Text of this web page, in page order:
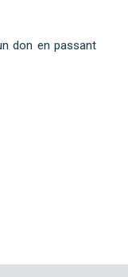
don en passant